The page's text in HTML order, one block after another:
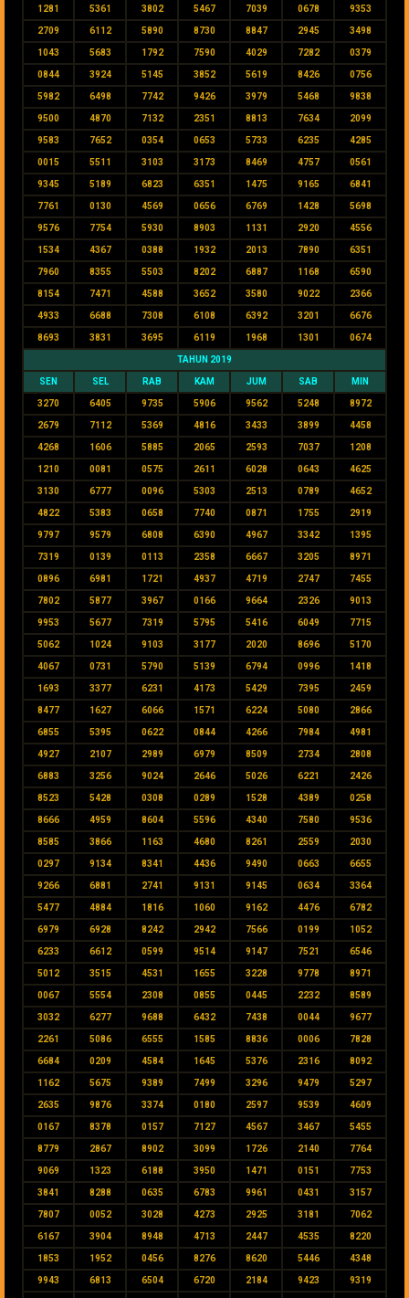
1281 5361 3802 5467 7039 0678 9353
2709 6112 5890 8730 8847 2945 3498
1043 5683 1792 7590 4029 7282 0379
0844 3924 5145 3852 5619 8426 0756
5982 6498 7742 9426 3979 5468 9838
9500 4870 7132 2351 8813 7634 2099
9583 7652 0354 0653 5733 6235 4285
0015 5511 3103 3173 8469 4757 0561
9345 5189 6823 6351 1475 9165 6841
7761 0130 4569 0656 6769 1428 5698
9576 7754 5930 8903 1131 2920 4556
1534 4367 0388 1932 2013 7890 6351
7960 8355 5503 8202 6887 1168 6590
8154 7471 4588 3652 3580 9022 2366
4933 6688 7308 6108 6392 3201 6676
8693 3831 3695 6119 1968 1301 0674
TAHUN 2019
SEN SEL RAB KAM JUM SAB MIN
3270 6405 9735 5906 9562 5248 8972
2679 7112 5369 4816 3433 3899 4458
4268 1606 5885 2065 2593 7037 1208
1210 0081 0575 2611 6028 0643 4625
3130 6777 0096 5303 2513 0789 4652
4822 5383 0658 7740 0871 1755 2919
9797 9579 6808 6390 4967 3342 1395
7319 0139 0113 2358 6667 3205 8971
0896 6981 1721 4937 4719 2747 7455
7802 5877 3967 0166 9664 2326 9013
9953 5677 7319 5795 5416 6049 7715
5062 1024 9103 3177 2020 8696 5170
4067 0731 5790 5139 6794 0996 1418
1693 3377 6231 4173 5429 7395 2459
8477 1627 6066 1571 6224 5080 2866
6855 5395 0622 0844 4266 7984 4981
4927 2107 2989 6979 8509 2734 2808
6883 3256 9024 2646 5026 6221 2426
8523 5428 0308 0289 1528 4389 0258
8666 4959 8604 5596 4340 7580 9536
8585 3866 1163 4680 8261 2559 2030
0297 9134 8341 4436 9490 0663 6655
9266 6881 2741 9131 9145 0634 3364
5477 4884 1816 1060 9162 4476 6782
6979 6928 8242 2942 7566 0199 1052
6233 6612 0599 9514 9147 7521 6546
5012 3515 4531 1655 3228 9778 8971
0067 5554 2308 0855 0445 2232 8589
3032 6277 9688 6432 7438 0044 9677
2261 5086 6555 1585 8836 0006 7828
6684 0209 4584 1645 5376 2316 8092
1162 5675 9389 7499 3296 9479 5297
2635 9876 3374 0180 2597 9539 4609
0167 8378 0157 7127 4567 3467 5455
8779 2867 8902 3099 1726 2140 7764
9069 1323 6188 3950 1471 0151 7753
3841 8288 0635 6783 9961 0431 3157
7807 0052 3028 4273 2925 3181 7062
6167 3904 8948 4713 2447 4535 8220
1853 1952 0456 8276 8620 5446 4348
9943 6813 6504 6720 2184 9423 9319